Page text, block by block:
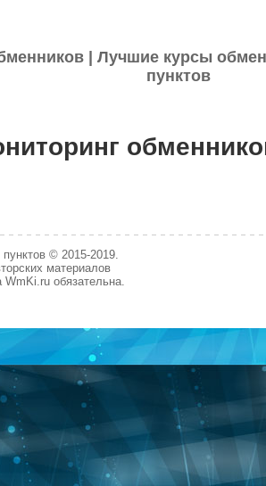
| Лучшие курсы
пунктов
© 2015-2019.
материалов
WmKi.ru обязательна.